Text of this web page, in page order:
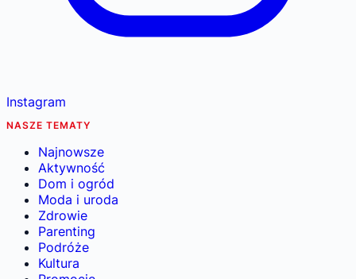
Instagram
NASZE TEMATY
Najnowsze
Aktywność
Dom i ogród
Moda i uroda
Zdrowie
Parenting
Podróże
Kultura